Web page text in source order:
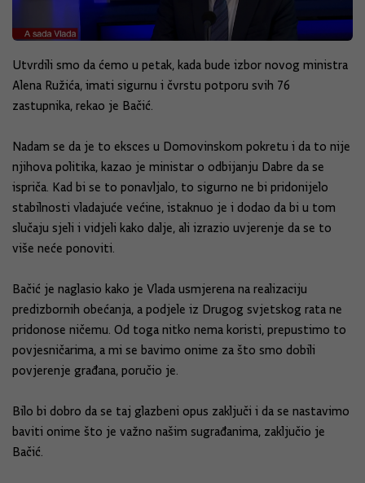
Utvrdili smo da ćemo u petak, kada bude izbor novog ministra
Alena Ružića, imati sigurnu i čvrstu potporu svih 76
zastupnika, rekao je Bačić.
Nadam se da je to eksces u Domovinskom pokretu i da to nije
njihova politika, kazao je ministar o odbijanju Dabre da se
ispriča. Kad bi se to ponavljalo, to sigurno ne bi pridonijelo
stabilnosti vladajuće većine, istaknuo je i dodao da bi u tom
slučaju sjeli i vidjeli kako dalje, ali izrazio uvjerenje da se to
više neće ponoviti.
Bačić je naglasio kako je Vlada usmjerena na realizaciju
predizbornih obećanja, a podjele iz Drugog svjetskog rata ne
pridonose ničemu. Od toga nitko nema koristi, prepustimo to
povjesničarima, a mi se bavimo onime za što smo dobili
povjerenje građana, poručio je.
Bilo bi dobro da se taj glazbeni opus zaključi i da se nastavimo
baviti onime što je važno našim sugrađanima, zaključio je
Bačić.